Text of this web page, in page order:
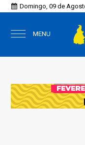
Domingo, 09 de
MENU